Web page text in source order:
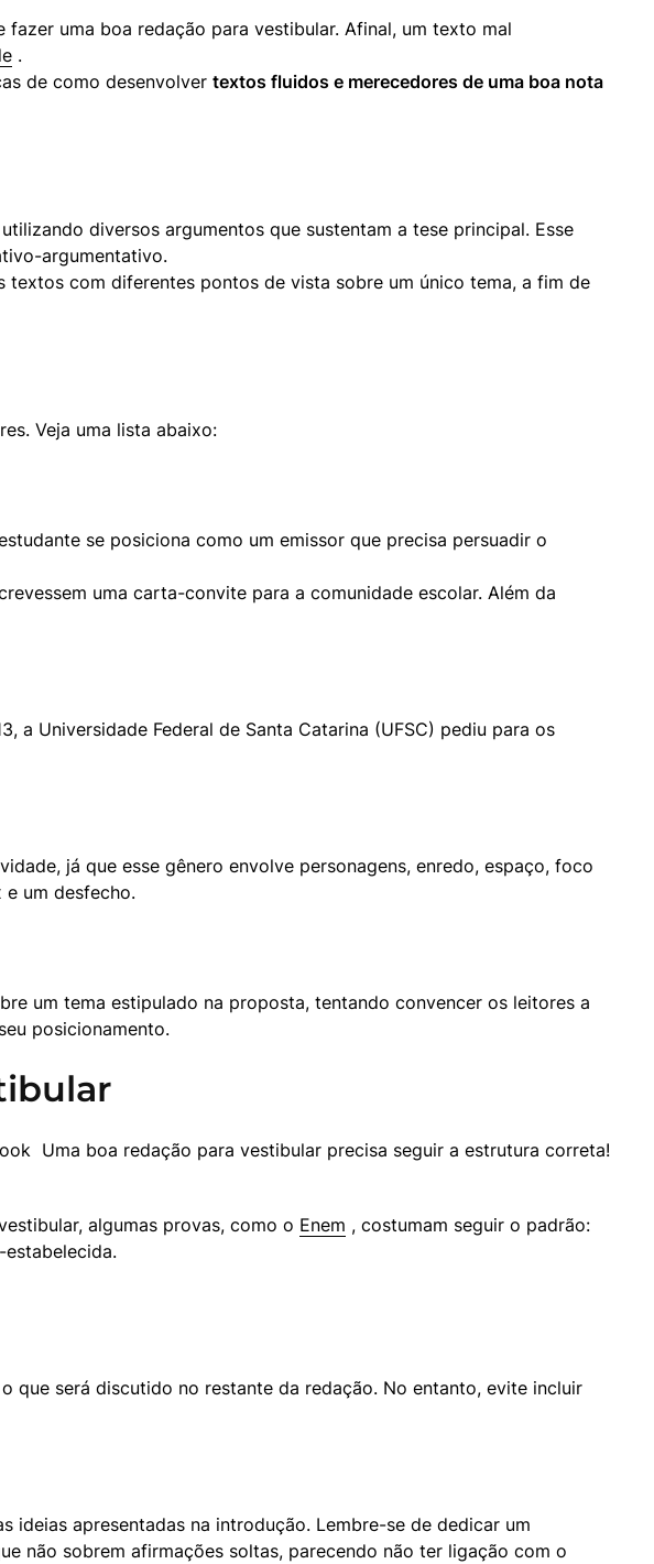
uma boa redação para vestibular. Afinal, um texto mal
.
de como desenvolver textos fluidos e merecedores de uma boa nota
diversos argumentos que sustentam a tese principal. Esse
argumentativo.
textos com diferentes pontos de vista sobre um único tema, a fim de
Veja uma lista abaixo:
se posiciona como um emissor que precisa persuadir o
uma carta-convite para a comunidade escolar. Além da
a Universidade Federal de Santa Catarina (UFSC) pediu para os
já que esse gênero envolve personagens, enredo, espaço, foco
um desfecho.
um tema estipulado na proposta, tentando convencer os leitores a
posicionamento.
  Uma boa redação para vestibular precisa seguir a estrutura correta!
algumas provas, como o Enem , costumam seguir o padrão:
que será discutido no restante da redação. No entanto, evite incluir
ideias apresentadas na introdução. Lembre-se de dedicar um
não sobrem afirmações soltas, parecendo não ter ligação com o